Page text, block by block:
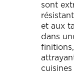
sont
et aux
dans